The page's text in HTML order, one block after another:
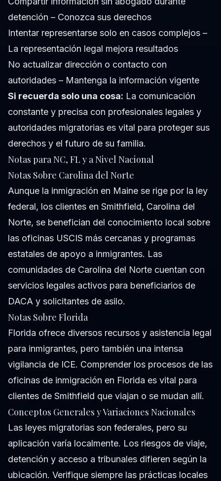
detención – Conozca sus derechos
Intentar representarse solo en casos complejos –
La representación legal mejora resultados
No actualizar dirección o contacto con
autoridades – Mantenga la información vigente
Si recuerda solo una cosa: La comunicación
constante y precisa con profesionales legales y
autoridades migratorias es vital para proteger sus
derechos y el futuro de su familia.
Notas para NC, FL y a Nivel Nacional
Notas Sobre Carolina del Norte
Aunque la inmigración en Maine se rige por la ley
federal, los clientes en Smithfield, Carolina del
Norte, se benefician del conocimiento local sobre
las oficinas USCIS más cercanas y programas
estatales de apoyo a inmigrantes. Las
comunidades de Carolina del Norte cuentan con
servicios legales activos para beneficiarios de
DACA y solicitantes de asilo.
Notas Sobre Florida
Florida ofrece diversos recursos y asistencia legal
para inmigrantes, pero también una intensa
vigilancia de ICE. Comprender los procesos de las
oficinas de inmigración en Florida es vital para
clientes de Smithfield que viajan o se mudan allí.
Conceptos Generales y Variaciones Nacionales
Las leyes migratorias son federales, pero su
aplicación varía localmente. Los riesgos de viaje,
detención y acceso a tribunales difieren según la
ubicación. Verifique siempre las prácticas locales